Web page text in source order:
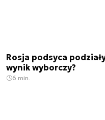
Rosja podsyca
wynik wyborczy?
6 min.